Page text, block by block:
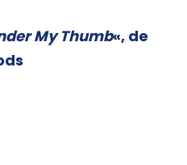
My Thumb«, de